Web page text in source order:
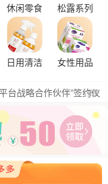
休闲零食 松露系列
日用清洁 女性用品
更多
台战略合作伙伴”签约仪
新未来
趣味农场儿童意面：德国
童意面：健康与美味的完
尔维亚黑松露的完美邂
的黑钻石
独特酒韵
你了解多少？
力